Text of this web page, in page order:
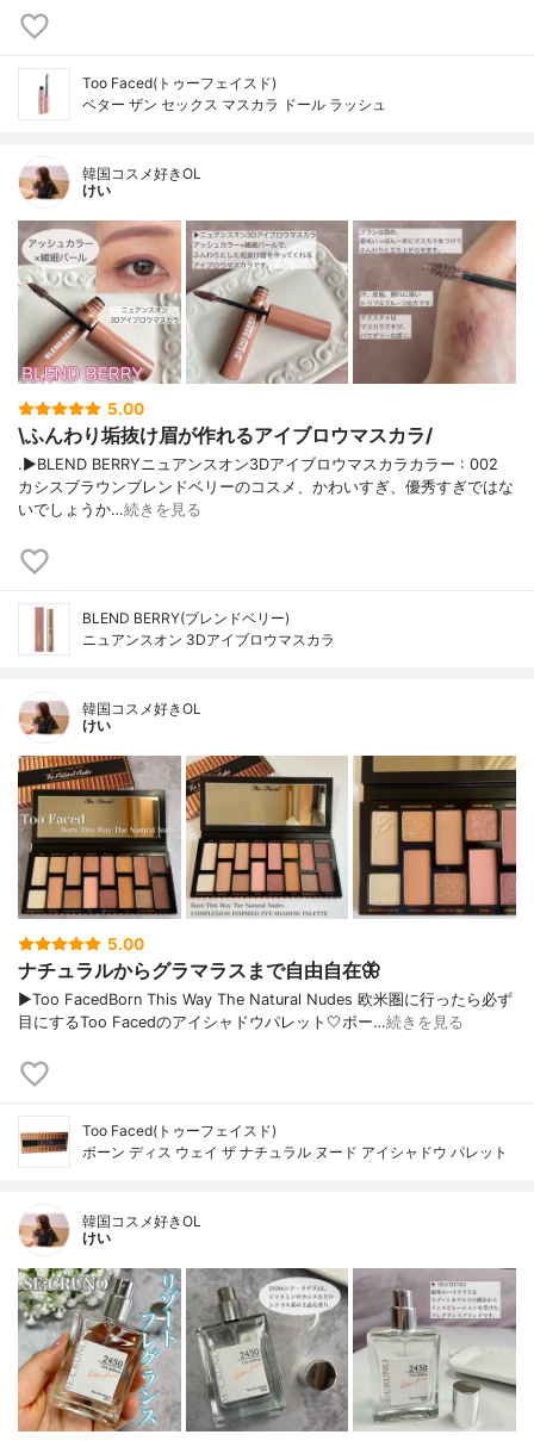
Too Faced(トゥーフェイスド)
ベター ザン セックス マスカラ ドール ラッシュ
韓国コスメ好きOL
けい
5.00
\ふんわり垢抜け眉が作れるアイブロウマスカラ/
.▶︎BLEND BERRYニュアンスオン3Dアイブロウマスカラカラー : 002
カシスブラウンブレンドベリーのコスメ、かわいすぎ、優秀すぎではな
いでしょうか…続きを見る
BLEND BERRY(ブレンドベリー)
ニュアンスオン 3Dアイブロウマスカラ
韓国コスメ好きOL
けい
5.00
ナチュラルからグラマラスまで自由自在🦋
▶︎Too FacedBorn This Way The Natural Nudes 欧米圏に行ったら必ず
目にするToo Facedのアイシャドウパレット🤍ボー…続きを見る
Too Faced(トゥーフェイスド)
ボーン ディス ウェイ ザ ナチュラル ヌード アイシャドウ パレット
韓国コスメ好きOL
けい